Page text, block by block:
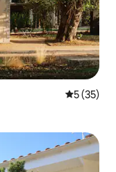
5 (35)